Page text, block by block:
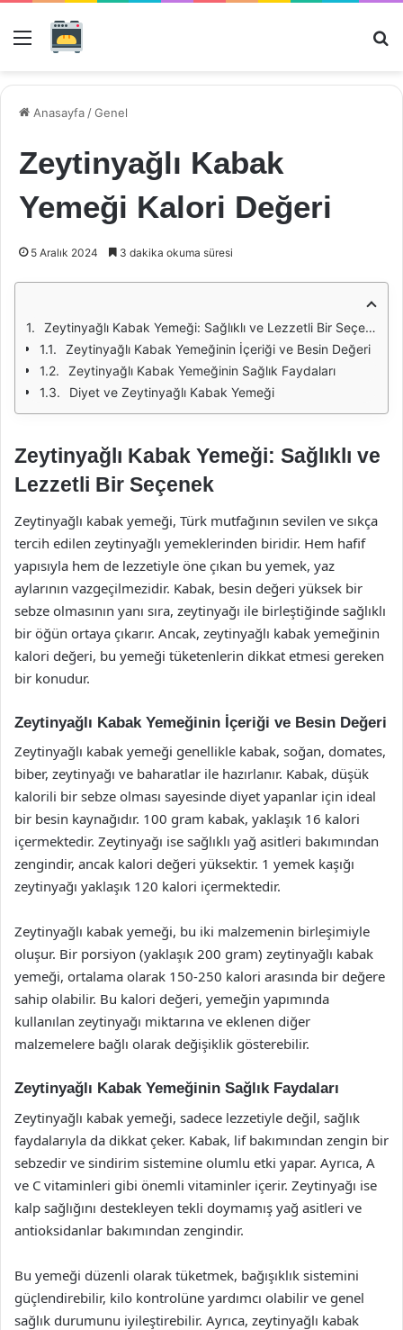
Menü
Anasayfa /Genel
Zeytinyağlı Kabak
Yemeği Kalori Değeri
5 Aralık 2024 3 dakika okuma süresi
Zeytinyağlı Kabak Yemeği: Sağlıklı ve Lezzetli Bir Seçenek
Zeytinyağlı Kabak Yemeğinin İçeriği ve Besin Değeri
Zeytinyağlı Kabak Yemeğinin Sağlık Faydaları
Diyet ve Zeytinyağlı Kabak Yemeği
Zeytinyağlı Kabak Yemeği: Sağlıklı ve
Lezzetli Bir Seçenek
Zeytinyağlı kabak yemeği, Türk mutfağının sevilen ve sıkça
tercih edilen zeytinyağlı yemeklerinden biridir. Hem hafif
yapısıyla hem de lezzetiyle öne çıkan bu yemek, yaz
aylarının vazgeçilmezidir. Kabak, besin değeri yüksek bir
sebze olmasının yanı sıra, zeytinyağı ile birleştiğinde sağlıklı
bir öğün ortaya çıkarır. Ancak, zeytinyağlı kabak yemeğinin
kalori değeri, bu yemeği tüketenlerin dikkat etmesi gereken
bir konudur.
Zeytinyağlı Kabak Yemeğinin İçeriği ve Besin Değeri
Zeytinyağlı kabak yemeği genellikle kabak, soğan, domates,
biber, zeytinyağı ve baharatlar ile hazırlanır. Kabak, düşük
kalorili bir sebze olması sayesinde diyet yapanlar için ideal
bir besin kaynağıdır. 100 gram kabak, yaklaşık 16 kalori
içermektedir. Zeytinyağı ise sağlıklı yağ asitleri bakımından
zengindir, ancak kalori değeri yüksektir. 1 yemek kaşığı
zeytinyağı yaklaşık 120 kalori içermektedir.
Zeytinyağlı kabak yemeği, bu iki malzemenin birleşimiyle
oluşur. Bir porsiyon (yaklaşık 200 gram) zeytinyağlı kabak
yemeği, ortalama olarak 150-250 kalori arasında bir değere
sahip olabilir. Bu kalori değeri, yemeğin yapımında
kullanılan zeytinyağı miktarına ve eklenen diğer
malzemelere bağlı olarak değişiklik gösterebilir.
Zeytinyağlı Kabak Yemeğinin Sağlık Faydaları
Zeytinyağlı kabak yemeği, sadece lezzetiyle değil, sağlık
faydalarıyla da dikkat çeker. Kabak, lif bakımından zengin bir
sebzedir ve sindirim sistemine olumlu etki yapar. Ayrıca, A
ve C vitaminleri gibi önemli vitaminler içerir. Zeytinyağı ise
kalp sağlığını destekleyen tekli doymamış yağ asitleri ve
antioksidanlar bakımından zengindir.
Bu yemeği düzenli olarak tüketmek, bağışıklık sistemini
güçlendirebilir, kilo kontrolüne yardımcı olabilir ve genel
sağlık durumunu iyileştirebilir. Ayrıca, zeytinyağlı kabak